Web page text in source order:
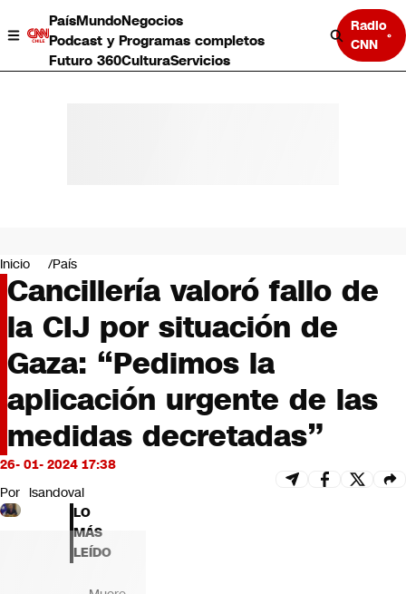
PaísMundoNegocios
Podcast y Programas completos
Futuro 360CulturaServicios
Radio
CNN
Negocios
Deportes
Programas completos
Cultura
Servicios
Bits
CNN tiempo
Futuro 360
Opinión
Inicio País
Cancillería valoró fallo de
la CIJ por situación de
Gaza: “Pedimos la
aplicación urgente de las
medidas decretadas”
26- 01- 2024 17:38
Por lsandoval
LO
MÁS
LEÍDO